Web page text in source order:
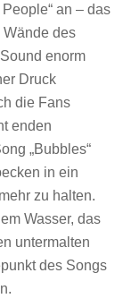
an – das
Wände des
enorm
Druck
die Fans
enden
„Bubbles“
in ein
zu halten.
Wasser, das
untermalten
des Songs